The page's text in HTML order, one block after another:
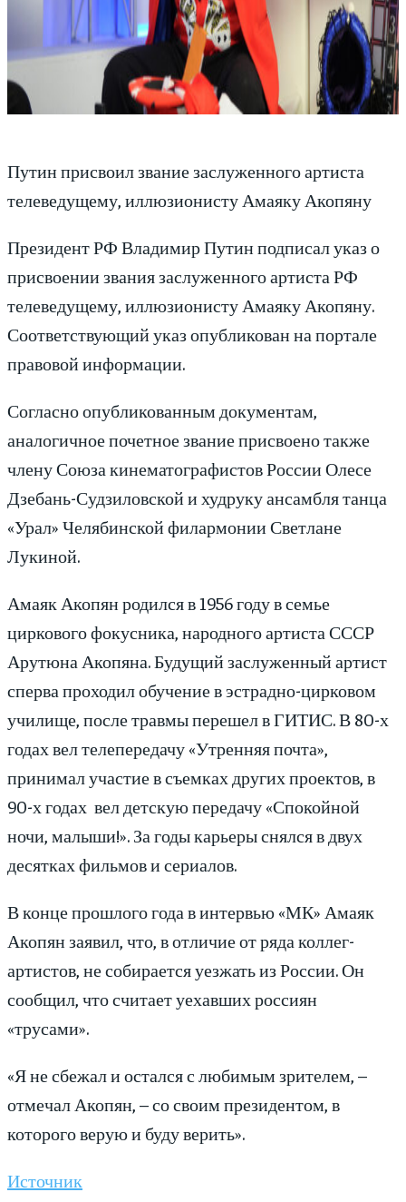
Путин присвоил звание заслуженного артиста
телеведущему, иллюзионисту Амаяку Акопяну
Президент РФ Владимир Путин подписал указ о
присвоении звания заслуженного артиста РФ
телеведущему, иллюзионисту Амаяку Акопяну.
Соответствующий указ опубликован на портале
правовой информации.
Согласно опубликованным документам,
аналогичное почетное звание присвоено также
члену Союза кинематографистов России Олесе
Дзебань-Судзиловской и худруку ансамбля танца
«Урал» Челябинской филармонии Светлане
Лукиной.
Амаяк Акопян родился в 1956 году в семье
циркового фокусника, народного артиста СССР
Арутюна Акопяна. Будущий заслуженный артист
сперва проходил обучение в эстрадно-цирковом
училище, после травмы перешел в ГИТИС. В 80-х
годах вел телепередачу «Утренняя почта»,
принимал участие в съемках других проектов, в
90-х годах вел детскую передачу «Спокойной
ночи, малыши!». За годы карьеры снялся в двух
десятках фильмов и сериалов.
В конце прошлого года в интервью «МК» Амаяк
Акопян заявил, что, в отличие от ряда коллег-
артистов, не собирается уезжать из России. Он
сообщил, что считает уехавших россиян
«трусами».
«Я не сбежал и остался с любимым зрителем, –
отмечал Акопян, – со своим президентом, в
которого верую и буду верить».
Источник